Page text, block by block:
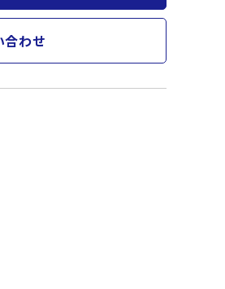
合わせ